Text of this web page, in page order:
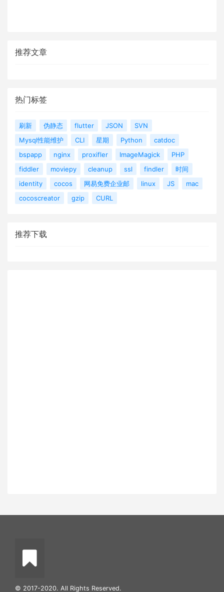
推荐文章
热门标签
刷新 伪静态 flutter JSON
SVN
Mysql性能维护
CLI 星期 Python
catdoc
bspapp
nginx proxifler ImageMagick
PHP
fiddler
moviepy cleanup ssl findler
时间
identity
cocos 网易免费企业邮 linux JS
mac
cocoscreator
gzip CURL
推荐下载
© 2017-2020. All Rights Reserved.